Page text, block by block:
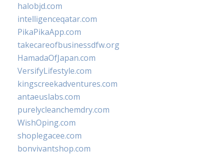
halobjd.com
intelligenceqatar.com
PikaPikaApp.com
takecareofbusinessdfw.org
HamadaOfJapan.com
VersifyLifestyle.com
kingscreekadventures.com
antaeuslabs.com
purelycleanchemdry.com
WishOping.com
shoplegacee.com
bonvivantshop.com